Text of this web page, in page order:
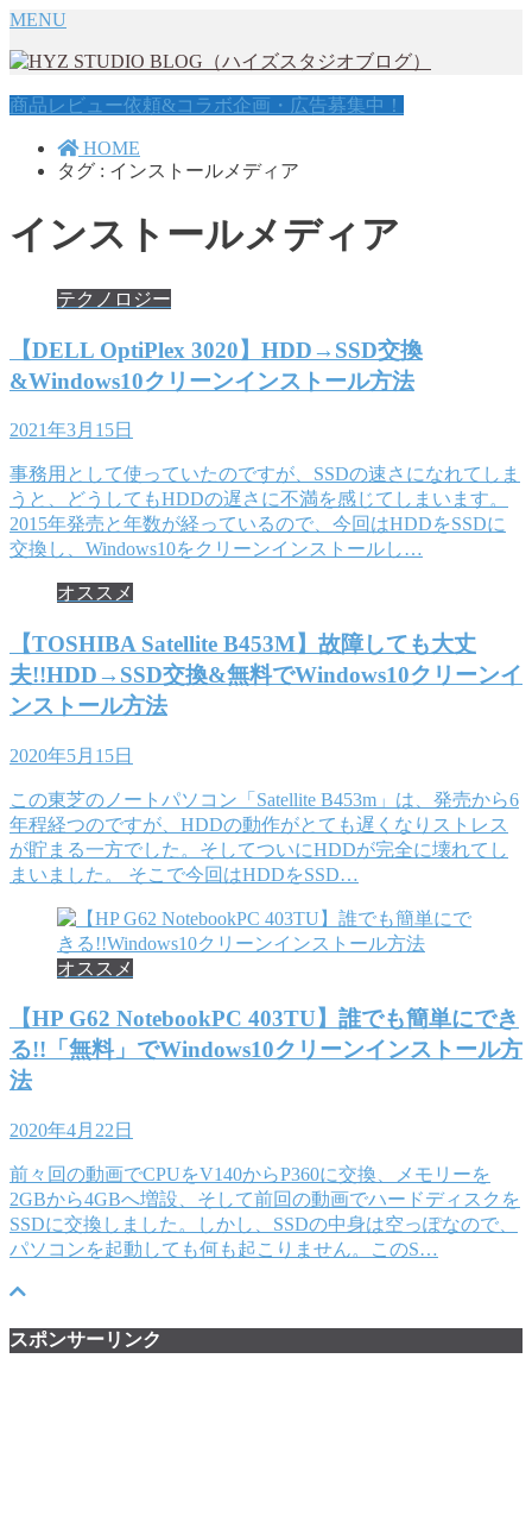
MENU
商品レビュー依頼&コラボ企画・広告募集中！
HOME
タグ : インストールメディア
インストールメディア
テクノロジー
【DELL OptiPlex 3020】HDD→SSD交換
&Windows10クリーンインストール方法
2021年3月15日
事務用として使っていたのですが、SSDの速さになれてしま
うと、どうしてもHDDの遅さに不満を感じてしまいます。
2015年発売と年数が経っているので、今回はHDDをSSDに
交換し、Windows10をクリーンインストールし…
オススメ
【TOSHIBA Satellite B453M】故障しても大丈
夫!!HDD→SSD交換&無料でWindows10クリーンイ
ンストール方法
2020年5月15日
この東芝のノートパソコン「Satellite B453m」は、発売から6
年程経つのですが、HDDの動作がとても遅くなりストレス
が貯まる一方でした。そしてついにHDDが完全に壊れてし
まいました。 そこで今回はHDDをSSD…
オススメ
【HP G62 NotebookPC 403TU】誰でも簡単にでき
る!!「無料」でWindows10クリーンインストール方
法
2020年4月22日
前々回の動画でCPUをV140からP360に交換、メモリーを
2GBから4GBへ増設、そして前回の動画でハードディスクを
SSDに交換しました。しかし、SSDの中身は空っぽなので、
パソコンを起動しても何も起こりません。このS…
スポンサーリンク